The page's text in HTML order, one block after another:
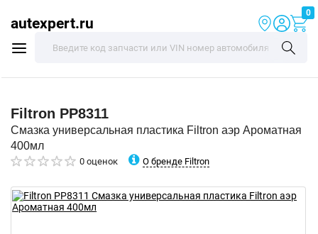
autexpert.ru
0
Filtron PP8311
Смазка универсальная пластика Filtron аэр Ароматная
400мл
0 оценок О бренде Filtron